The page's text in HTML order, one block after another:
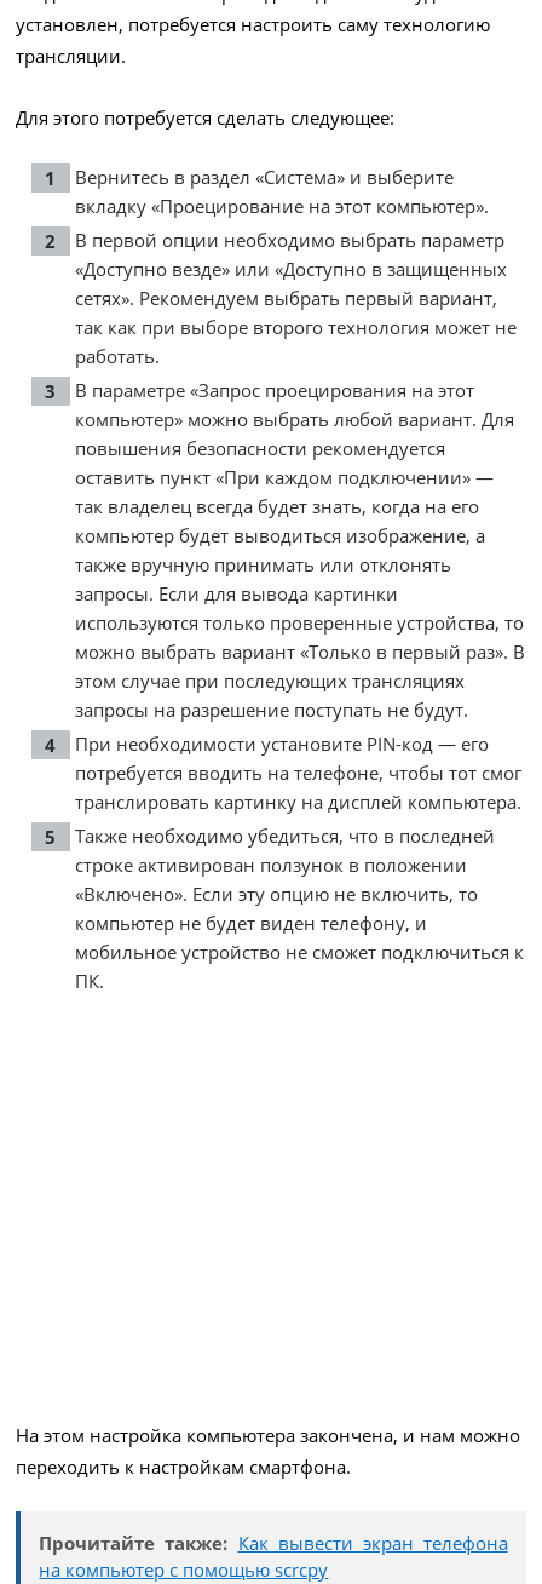
установлен, потребуется настроить саму технологию
трансляции.
Для этого потребуется сделать следующее:
Вернитесь в раздел «Система» и выберите
вкладку «Проецирование на этот компьютер».
В первой опции необходимо выбрать параметр
«Доступно везде» или «Доступно в защищенных
сетях». Рекомендуем выбрать первый вариант,
так как при выборе второго технология может не
работать.
В параметре «Запрос проецирования на этот
компьютер» можно выбрать любой вариант. Для
повышения безопасности рекомендуется
оставить пункт «При каждом подключении» —
так владелец всегда будет знать, когда на его
компьютер будет выводиться изображение, а
также вручную принимать или отклонять
запросы. Если для вывода картинки
используются только проверенные устройства, то
можно выбрать вариант «Только в первый раз». В
этом случае при последующих трансляциях
запросы на разрешение поступать не будут.
При необходимости установите PIN-код — его
потребуется вводить на телефоне, чтобы тот смог
транслировать картинку на дисплей компьютера.
Также необходимо убедиться, что в последней
строке активирован ползунок в положении
«Включено». Если эту опцию не включить, то
компьютер не будет виден телефону, и
мобильное устройство не сможет подключиться к
ПК.
На этом настройка компьютера закончена, и нам можно
переходить к настройкам смартфона.
Прочитайте также: Как вывести экран телефона
на компьютер с помощью scrcpy